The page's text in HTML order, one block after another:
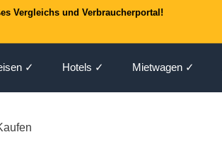
Vergleichs und Verbraucherportal!
✓ Hotels ✓ Mietwagen ✓